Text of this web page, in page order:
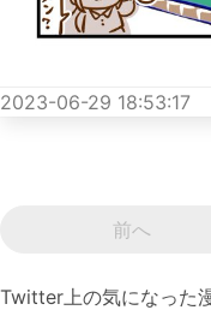
2023-06-29 18:53:17
前へ
Twitter上の気になった